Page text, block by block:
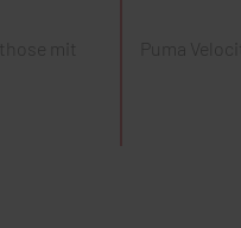
mit
Puma